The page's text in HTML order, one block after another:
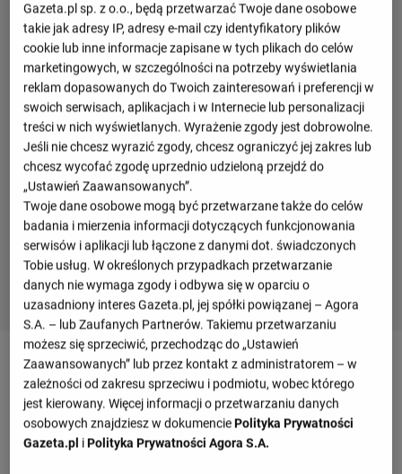
Mecz Dynamo Makhachkala - Gimnasia LP -
szczegóły
Przegląd wydarzeń
Gazeta.pl sp. z o.o., będą przetwarzać Twoje dane osobowe
takie jak adresy IP, adresy e-mail czy identyfikatory plików
cookie lub inne informacje zapisane w tych plikach do celów
marketingowych, w szczególności na potrzeby wyświetlania
reklam dopasowanych do Twoich zainteresowań i preferencji w
swoich serwisach, aplikacjach i w Internecie lub personalizacji
treści w nich wyświetlanych. Wyrażenie zgody jest dobrowolne.
Jeśli nie chcesz wyrazić zgody, chcesz ograniczyć jej zakres lub
chcesz wycofać zgodę uprzednio udzieloną przejdź do
„Ustawień Zaawansowanych”.
Twoje dane osobowe mogą być przetwarzane także do celów
badania i mierzenia informacji dotyczących funkcjonowania
serwisów i aplikacji lub łączone z danymi dot. świadczonych
Tobie usług. W określonych przypadkach przetwarzanie
danych nie wymaga zgody i odbywa się w oparciu o
uzasadniony interes Gazeta.pl, jej spółki powiązanej – Agora
S.A. – lub Zaufanych Partnerów. Takiemu przetwarzaniu
możesz się sprzeciwić, przechodząc do „Ustawień
Zaawansowanych” lub przez kontakt z administratorem – w
zależności od zakresu sprzeciwu i podmiotu, wobec którego
jest kierowany. Więcej informacji o przetwarzaniu danych
osobowych znajdziesz w dokumencie Polityka Prywatności
Gazeta.pl i Polityka Prywatności Agora S.A.